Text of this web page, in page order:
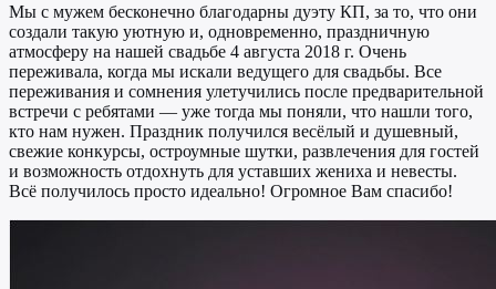
Мы с мужем бесконечно благодарны дуэту КП, за то, что они
создали такую уютную и, одновременно, праздничную
атмосферу на нашей свадьбе 4 августа 2018 г. Очень
переживала, когда мы искали ведущего для свадьбы. Все
переживания и сомнения улетучились после предварительной
встречи с ребятами — уже тогда мы поняли, что нашли того,
кто нам нужен. Праздник получился весёлый и душевный,
свежие конкурсы, остроумные шутки, развлечения для гостей
и возможность отдохнуть для уставших жениха и невесты.
Всё получилось просто идеально! Огромное Вам спасибо!